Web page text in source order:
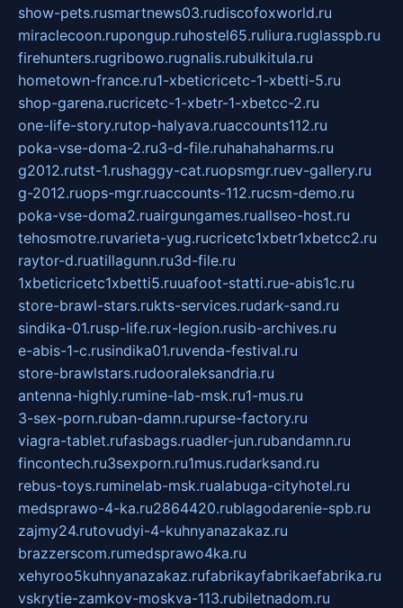
show-pets.rusmartnews03.rudiscofoxworld.ru
miraclecoon.rupongup.ruhostel65.ruliura.ruglasspb.ru
firehunters.rugribowo.rugnalis.rubulkitula.ru
hometown-france.ru1-xbeticricetc-1-xbetti-5.ru
shop-garena.rucricetc-1-xbetr-1-xbetcc-2.ru
one-life-story.rutop-halyava.ruaccounts112.ru
poka-vse-doma-2.ru3-d-file.ruhahahaharms.ru
g2012.rutst-1.rushaggy-cat.ruopsmgr.ruev-gallery.ru
g-2012.ruops-mgr.ruaccounts-112.rucsm-demo.ru
poka-vse-doma2.ruairgungames.ruallseo-host.ru
tehosmotre.ruvarieta-yug.rucricetc1xbetr1xbetcc2.ru
raytor-d.ruatillagunn.ru3d-file.ru
1xbeticricetc1xbetti5.ruuafoot-statti.rue-abis1c.ru
store-brawl-stars.rukts-services.rudark-sand.ru
sindika-01.rusp-life.rux-legion.rusib-archives.ru
e-abis-1-c.rusindika01.ruvenda-festival.ru
store-brawlstars.rudooraleksandria.ru
antenna-highly.rumine-lab-msk.ru1-mus.ru
3-sex-porn.ruban-damn.rupurse-factory.ru
viagra-tablet.rufasbags.ruadler-jun.rubandamn.ru
fincontech.ru3sexporn.ru1mus.rudarksand.ru
rebus-toys.ruminelab-msk.rualabuga-cityhotel.ru
medsprawo-4-ka.ru2864420.rublagodarenie-spb.ru
zajmy24.rutovudyi-4-kuhnyanazakaz.ru
brazzerscom.rumedsprawo4ka.ru
xehyroo5kuhnyanazakaz.rufabrikayfabrikaefabrika.ru
vskrytie-zamkov-moskva-113.rubiletnadom.ru